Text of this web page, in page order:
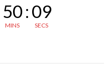
50
MINS
:08
SECS